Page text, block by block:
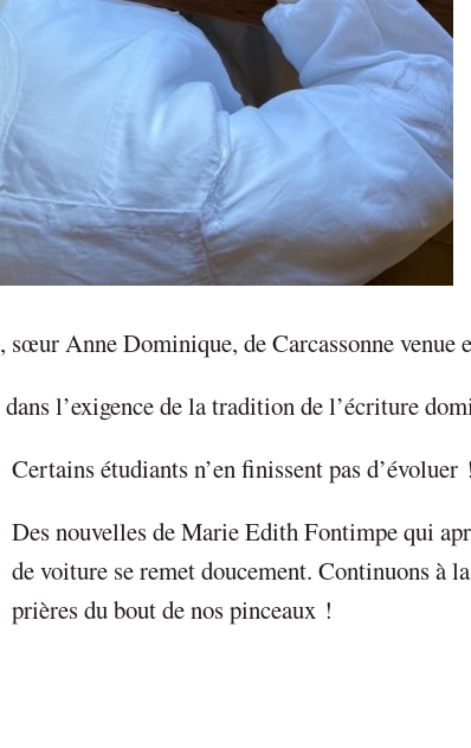
Anne Dominique, de Carcassonne venue
l’exigence de la tradition de l’écriture
Certains étudiants n’en finissent pas d’évoluer !
Des nouvelles de Marie Edith Fontimpe qui
de voiture se remet doucement. Continuons à
prières du bout de nos pinceaux !